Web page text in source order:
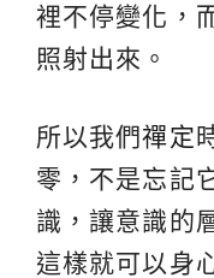
裡不停變化，
照射出來。
所以我們禪定
零，不是忘記
識，讓意識的
這樣就可以身